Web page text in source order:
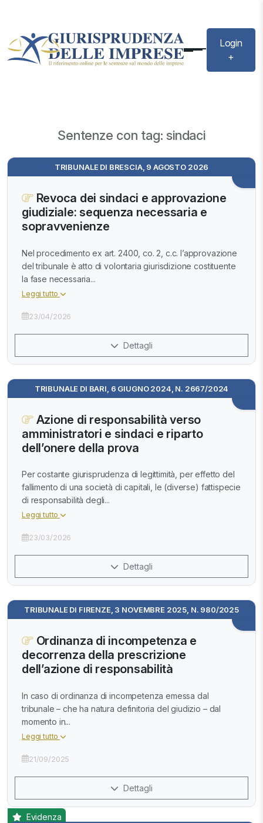
Login
+
Sentenze con tag: sindaci
TRIBUNALE DI BRESCIA, 9 AGOSTO 2026
Revoca dei sindaci e approvazione
giudiziale: sequenza necessaria e
sopravvenienze
Nel procedimento ex art. 2400, co. 2, c.c. l’approvazione
del tribunale è atto di volontaria giurisdizione costituente
la fase necessaria...
Leggi tutto
23/04/2026
Dettagli
TRIBUNALE DI BARI, 6 GIUGNO 2024, N. 2667/2024
Azione di responsabilità verso
amministratori e sindaci e riparto
dell’onere della prova
Per costante giurisprudenza di legittimità, per effetto del
fallimento di una società di capitali, le (diverse) fattispecie
di responsabilità degli...
Leggi tutto
23/03/2026
Dettagli
TRIBUNALE DI FIRENZE, 3 NOVEMBRE 2025, N. 980/2025
Ordinanza di incompetenza e
decorrenza della prescrizione
dell’azione di responsabilità
In caso di ordinanza di incompetenza emessa dal
tribunale – che ha natura definitoria del giudizio – dal
momento in...
Leggi tutto
21/09/2025
Dettagli
Evidenza